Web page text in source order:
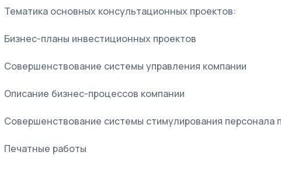
Тематика основных консультационных проектов:
Бизнес-планы инвестиционных проектов
Совершенствование системы управления компании
Описание бизнес-процессов компании
Совершенствование системы стимулирования персонала
Печатные работы